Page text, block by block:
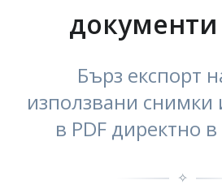
документи
Бърз експорт
използвани снимки
в PDF директно
✧